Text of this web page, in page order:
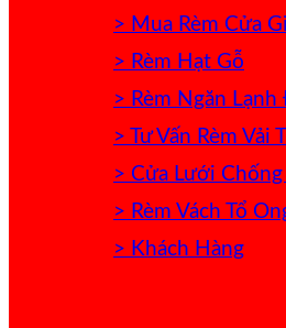
> Mua Rèm Cửa
> Rèm Hạt Gỗ
> Rèm Ngăn
> Tư Vấn Rèm Vải
> Cửa Lưới
> Rèm Vách Tổ
> Khách Hàng